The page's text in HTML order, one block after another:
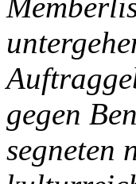
gegen
segneten